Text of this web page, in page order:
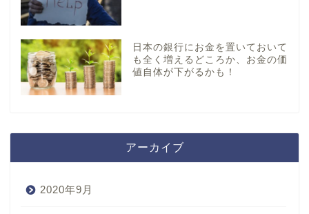
日本の銀行にお金を置いておいて
も全く増えるどころか、お金の価
値自体が下がるかも！
アーカイブ
2020年9月